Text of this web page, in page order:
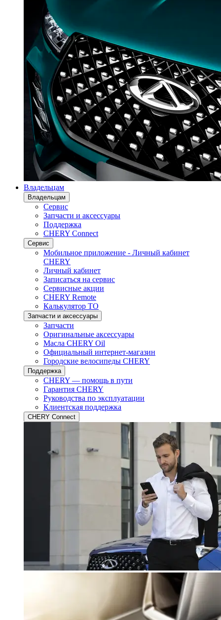
Владельцам
Владельцам
Сервис
Запчасти и аксессуары
Поддержка
CHERY Connect
Сервис
Мобильное приложение - Личный кабинет
CHERY
Личный кабинет
Записаться на сервис
Сервисные акции
CHERY Remote
Калькулятор ТО
Запчасти и аксессуары
Запчасти
Оригинальные аксессуары
Масла CHERY Oil
Официальный интернет-магазин
Городские велосипеды CHERY
Поддержка
CHERY — помощь в пути
Гарантия CHERY
Руководства по эксплуатации
Клиентская поддержка
CHERY Connect